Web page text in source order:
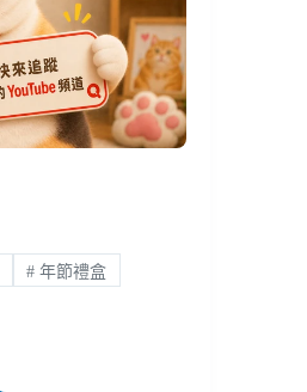
# 年節禮盒